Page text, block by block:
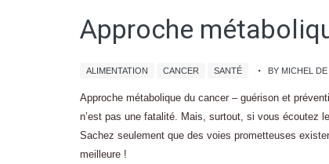
Approche
ALIMENTATION CANCER SANTÉ BY MICHEL
Approche métabolique du cancer – guérison et
n’est pas une fatalité. Mais, surtout, si vous écoutez
Sachez seulement que des voies prometteuses
meilleure !